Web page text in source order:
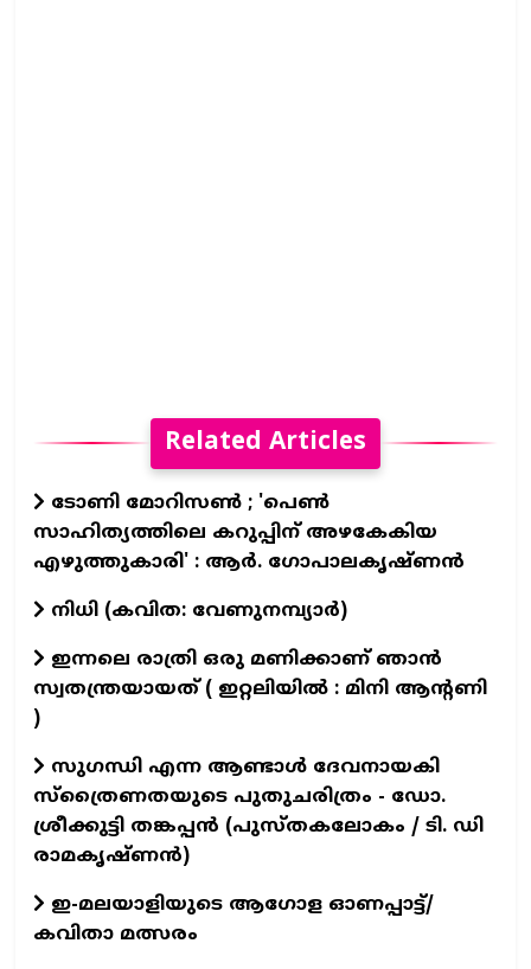
Related Articles
ടോണി മോറിസൺ ; 'പെൺ
സാഹിത്യത്തിലെ കറുപ്പിന് അഴകേകിയ
എഴുത്തുകാരി' : ആർ. ഗോപാലകൃഷ്ണൻ
നിധി (കവിത: വേണുനമ്പ്യാർ)
ഇന്നലെ രാത്രി ഒരു മണിക്കാണ് ഞാൻ
സ്വതന്ത്രയായത് ( ഇറ്റലിയിൽ : മിനി ആന്റണി
)
സുഗന്ധി എന്ന ആണ്ടാള്‍ ദേവനായകി
സ്ത്രൈണതയുടെ പുതുചരിത്രം - ഡോ.
ശ്രീക്കുട്ടി തങ്കപ്പന്‍ (പുസ്തകലോകം / ടി. ഡി
രാമകൃഷ്ണന്‍)
ഇ-മലയാളിയുടെ ആഗോള ഓണപ്പാട്ട്/
കവിതാ മത്സരം